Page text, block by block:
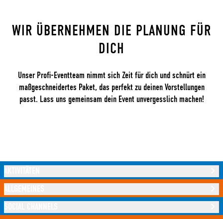
WIR ÜBERNEHMEN DIE PLANUNG FÜR
DICH
Unser Profi-Eventteam nimmt sich Zeit für dich und schnürt ein
maßgeschneidertes Paket, das perfekt zu deinen Vorstellungen
passt. Lass uns gemeinsam dein Event unvergesslich machen!